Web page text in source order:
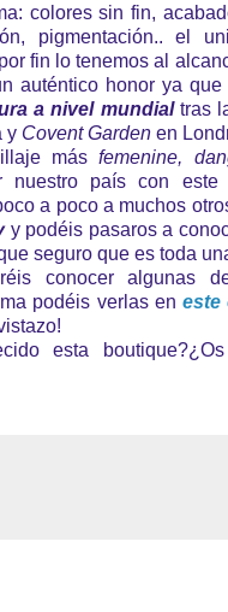
colores sin fin,
pigmentación.. el
fin lo tenemos al
auténtico honor ya que
a nivel mundialtras
y Covent Garden en
másfemenine,
nuestro país con este
a poco a muchos
y podéis pasaros a
seguro que es toda
conocer algunas
podéis verlas eneste
esta